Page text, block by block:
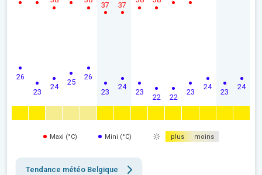
26
23
24
25
26
23
37
24
37
23
22 22
23
24
23
24
Maxi (°C) Mini (°C) plus moins
Tendance météo Belgique